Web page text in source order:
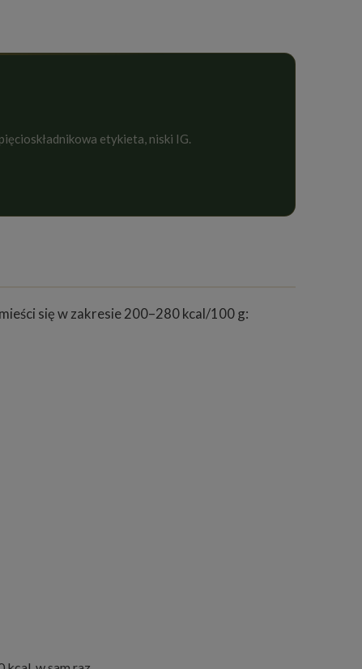
etykieta, niski IG.
się w zakresie 200–280 kcal/100 g: